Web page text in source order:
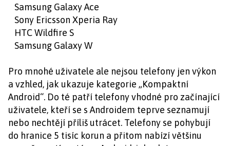
Samsung Galaxy Ace
Sony Ericsson Xperia Ray
HTC Wildfire S
Samsung Galaxy W
Pro mnohé uživatele ale nejsou telefony jen výkon
a vzhled, jak ukazuje kategorie „Kompaktní
Android“. Do té patří telefony vhodné pro začínající
uživatele, kteří se s Androidem teprve seznamují
nebo nechtějí příliš utrácet. Telefony se pohybují
do hranice 5 tisíc korun a přitom nabízí většinu